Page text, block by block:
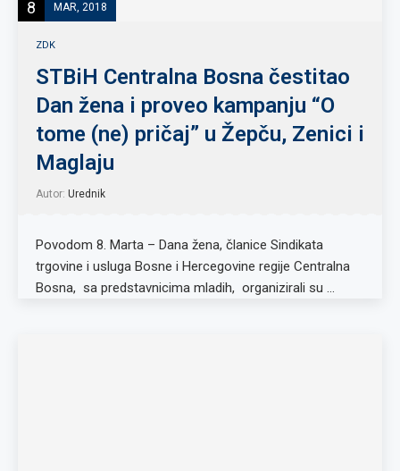
8 MAR, 2018
ZDK
STBiH Centralna Bosna čestitao
Dan žena i proveo kampanju “O
tome (ne) pričaj” u Žepču, Zenici i
Maglaju
Autor: Urednik
Povodom 8. Marta – Dana žena, članice Sindikata
trgovine i usluga Bosne i Hercegovine regije Centralna
Bosna, sa predstavnicima mladih, organizirali su …